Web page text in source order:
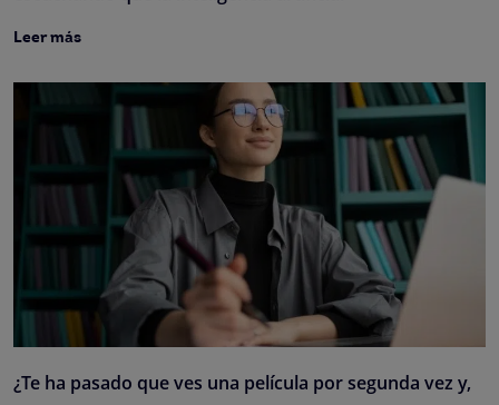
Leer más
¿Te ha pasado que ves una película por segunda vez y,